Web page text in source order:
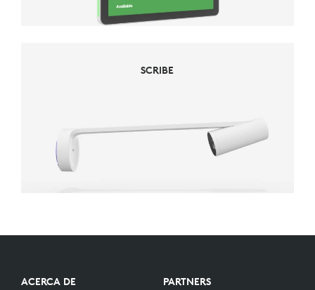
SCRIBE
ACERCA DE PARTNERS